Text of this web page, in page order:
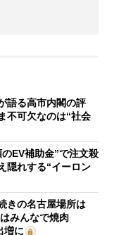
語る高市内閣の評
不可欠なのは“社会
EV補助金”で注文殺
隠れする“イーロン
きの名古屋場所は
みんなで焼肉
増に